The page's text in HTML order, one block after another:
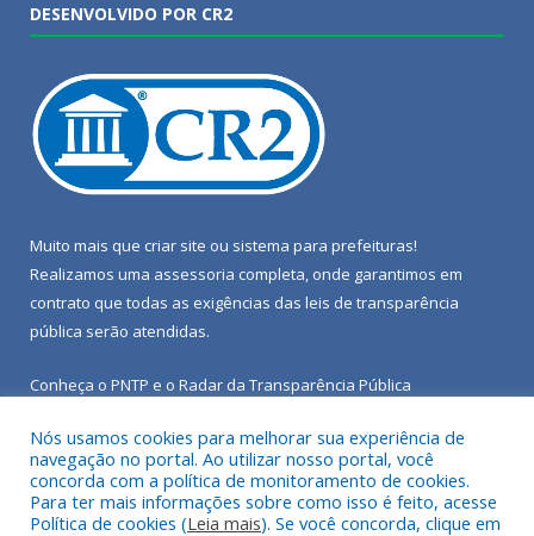
DESENVOLVIDO POR CR2
Muito mais que criar site ou sistema para prefeituras!
Realizamos uma assessoria completa, onde garantimos em
contrato que todas as exigências das leis de transparência
pública serão atendidas.
Conheça o PNTP e o Radar da Transparência Pública
Todos os direitos reservados a Câmara Municipal de Porto de
Nós usamos cookies para melhorar sua experiência de
navegação no portal. Ao utilizar nosso portal, você
concorda com a política de monitoramento de cookies.
Para ter mais informações sobre como isso é feito, acesse
Política de cookies (Leia mais). Se você concorda, clique em